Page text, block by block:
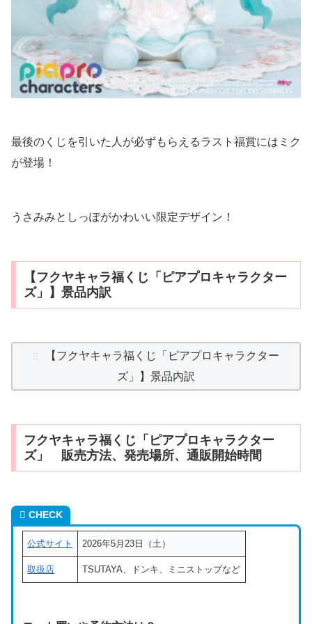
最後のくじを引いた人が必ずもらえるラスト福賞にはミク
が登場！
うさみみとしっぽがかわいい限定デザイン！
【フクヤキャラ福くじ「ピアプロキャラクター
ズ」】景品内訳
【フクヤキャラ福くじ「ピアプロキャラクター
ズ」】景品内訳
フクヤキャラ福くじ「ピアプロキャラクター
ズ」 販売方法、発売場所、通販開始時間
CHECK
公式サイト 2026年5月23日（土）
取扱店 TSUTAYA、ドンキ、ミニストップなど